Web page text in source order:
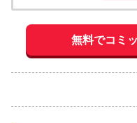
無料でコミ